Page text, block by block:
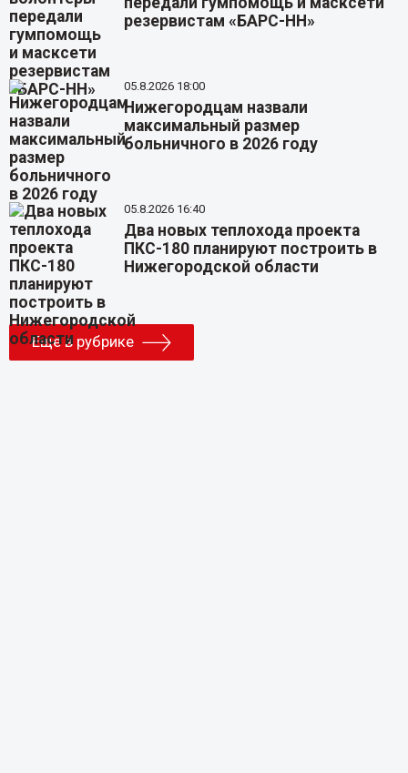
резервистам «БАРС-НН»
05.8.2026 18:00
Нижегородцам назвали
максимальный размер
больничного в 2026 году
05.8.2026 16:40
Два новых теплохода проекта
ПКС-180 планируют построить в
Нижегородской области
Еще в рубрике